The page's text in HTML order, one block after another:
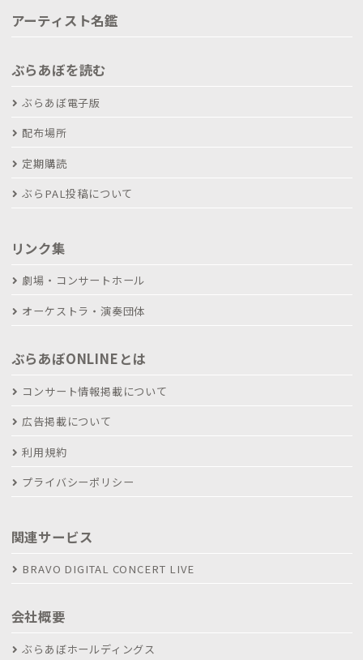
アーティスト名鑑
ぶらあぼを読む
ぶらあぼ電子版
配布場所
定期購読
ぶらPAL投稿について
リンク集
劇場・コンサートホール
オーケストラ・演奏団体
ぶらあぼONLINEとは
コンサート情報掲載について
広告掲載について
利用規約
プライバシーポリシー
関連サービス
BRAVO DIGITAL CONCERT LIVE
会社概要
ぶらあぼホールディングス